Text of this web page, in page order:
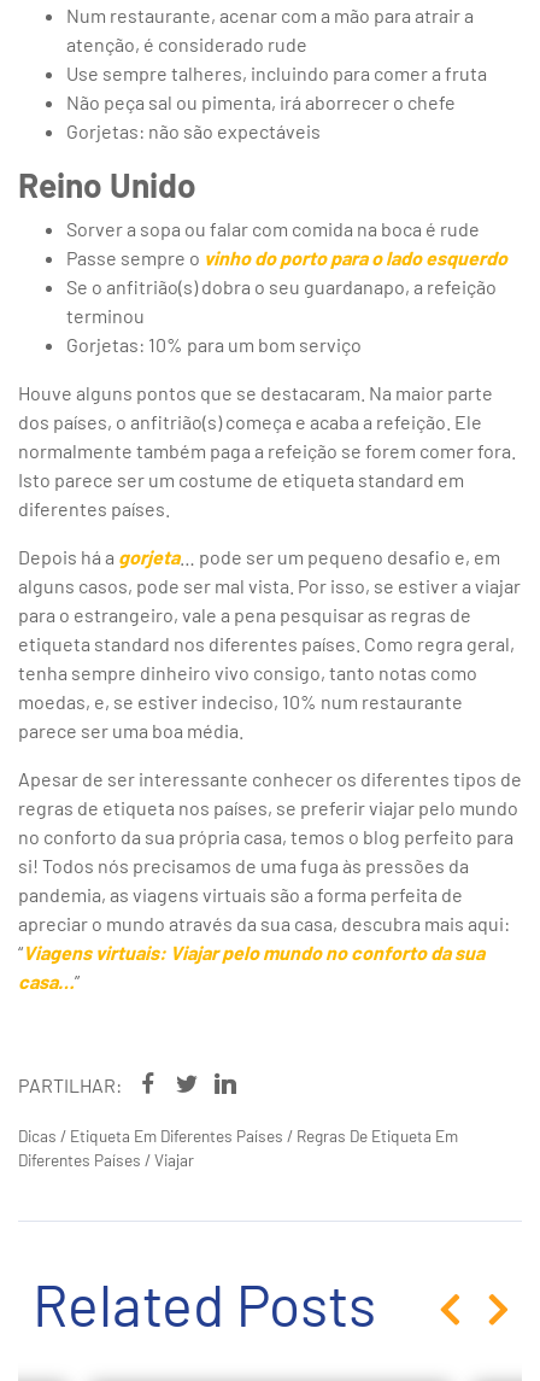
Num restaurante, acenar com a mão para atrair a
atenção, é considerado rude
Use sempre talheres, incluindo para comer a fruta
Não peça sal ou pimenta, irá aborrecer o chefe
Gorjetas: não são expectáveis
Reino Unido
Sorver a sopa ou falar com comida na boca é rude
Passe sempre o vinho do porto para o lado esquerdo
Se o anfitrião(s) dobra o seu guardanapo, a refeição
terminou
Gorjetas: 10% para um bom serviço
Houve alguns pontos que se destacaram. Na maior parte
dos países, o anfitrião(s) começa e acaba a refeição. Ele
normalmente também paga a refeição se forem comer fora.
Isto parece ser um costume de etiqueta standard em
diferentes países.
Depois há a gorjeta… pode ser um pequeno desafio e, em
alguns casos, pode ser mal vista. Por isso, se estiver a viajar
para o estrangeiro, vale a pena pesquisar as regras de
etiqueta standard nos diferentes países. Como regra geral,
tenha sempre dinheiro vivo consigo, tanto notas como
moedas, e, se estiver indeciso, 10% num restaurante
parece ser uma boa média.
Apesar de ser interessante conhecer os diferentes tipos de
regras de etiqueta nos países, se preferir viajar pelo mundo
no conforto da sua própria casa, temos o blog perfeito para
si! Todos nós precisamos de uma fuga às pressões da
pandemia, as viagens virtuais são a forma perfeita de
apreciar o mundo através da sua casa, descubra mais aqui:
“Viagens virtuais: Viajar pelo mundo no conforto da sua
casa…”
PARTILHAR:
Dicas / Etiqueta Em Diferentes Países / Regras De Etiqueta Em
Diferentes Países /Viajar
Related Posts